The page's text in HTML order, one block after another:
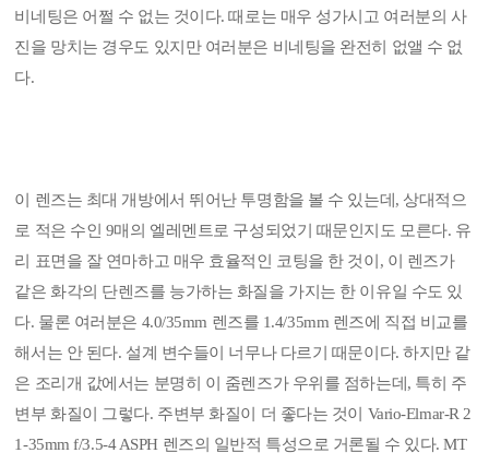
비네팅은 어쩔 수 없는 것이다. 때로는 매우 성가시고 여러분의 사
진을 망치는 경우도 있지만 여러분은 비네팅을 완전히 없앨 수 없
다.
이 렌즈는 최대 개방에서 뛰어난 투명함을 볼 수 있는데, 상대적으
로 적은 수인 9매의 엘레멘트로 구성되었기 때문인지도 모른다. 유
리 표면을 잘 연마하고 매우 효율적인 코팅을 한 것이, 이 렌즈가
같은 화각의 단렌즈를 능가하는 화질을 가지는 한 이유일 수도 있
다. 물론 여러분은 4.0/35mm 렌즈를 1.4/35mm 렌즈에 직접 비교를
해서는 안 된다. 설계 변수들이 너무나 다르기 때문이다. 하지만 같
은 조리개 값에서는 분명히 이 줌렌즈가 우위를 점하는데, 특히 주
변부 화질이 그렇다. 주변부 화질이 더 좋다는 것이 Vario-Elmar-R 2
1-35mm f/3.5-4 ASPH 렌즈의 일반적 특성으로 거론될 수 있다. MT